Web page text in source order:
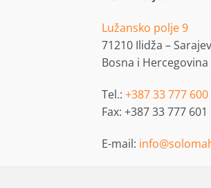
Lužansko polje 9
71210 Ilidža –
Bosna i Hercegovina
Tel.: +387 33 777 600
Fax: +387 33 777 601
E-mail: